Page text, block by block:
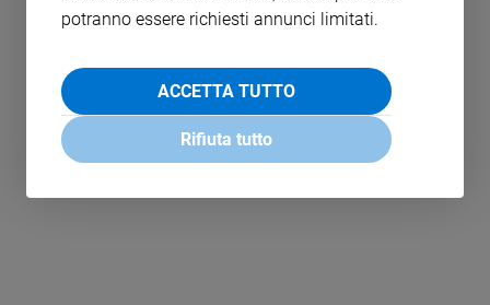
Riflessioni
LEGGI ALTRO
potranno essere richiesti annunci limitati.
ACCETTA TUTTO
Rifiuta tutto